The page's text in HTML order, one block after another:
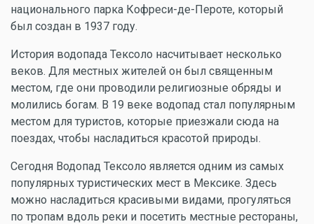
национального парка Кофреси-де-Пероте, который
был создан в 1937 году.
История водопада Тексоло насчитывает несколько
веков. Для местных жителей он был священным
местом, где они проводили религиозные обряды и
молились богам. В 19 веке водопад стал популярным
местом для туристов, которые приезжали сюда на
поездах, чтобы насладиться красотой природы.
Сегодня Водопад Тексоло является одним из самых
популярных туристических мест в Мексике. Здесь
можно насладиться красивыми видами, прогуляться
по тропам вдоль реки и посетить местные рестораны,